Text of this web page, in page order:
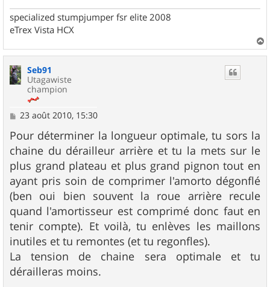
specialized stumpjumper fsr elite 2008
eTrex Vista HCX
a
Seb91
Utagawiste
champion
M
s
s
a
g
e
23 août 2010, 15:30
Pour déterminer la longueur optimale, tu sors la
chaine du dérailleur arrière et tu la mets sur le
plus grand plateau et plus grand pignon tout en
ayant pris soin de comprimer l'amorto dégonflé
(ben oui bien souvent la roue arrière recule
quand l'amortisseur est comprimé donc faut en
tenir compte). Et voilà, tu enlèves les maillons
inutiles et tu remontes (et tu regonfles).
La tension de chaine sera optimale et tu
dérailleras moins.